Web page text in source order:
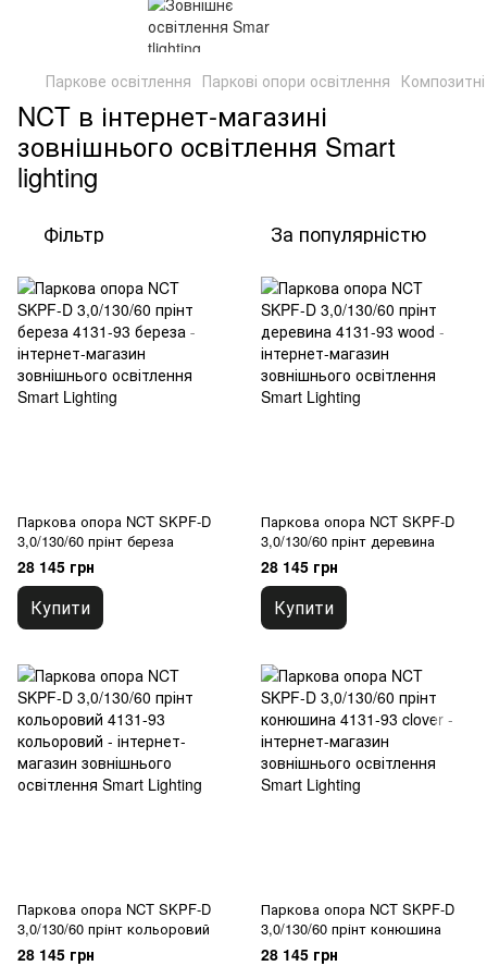
Паркове освітлення Паркові опори освітлення
NCT в інтернет-магазині
зовнішнього освітлення Smart
lighting
Фільтр За популярністю
Паркова опора NCT SKPF-D
3,0/130/60 прінт береза
28 145 грн
Купити
Паркова опора NCT SKPF-D
3,0/130/60 прінт деревина
28 145 грн
Купити
Паркова опора NCT SKPF-D
3,0/130/60 прінт кольоровий
28 145 грн
Паркова опора NCT SKPF-D
3,0/130/60 прінт конюшина
28 145 грн